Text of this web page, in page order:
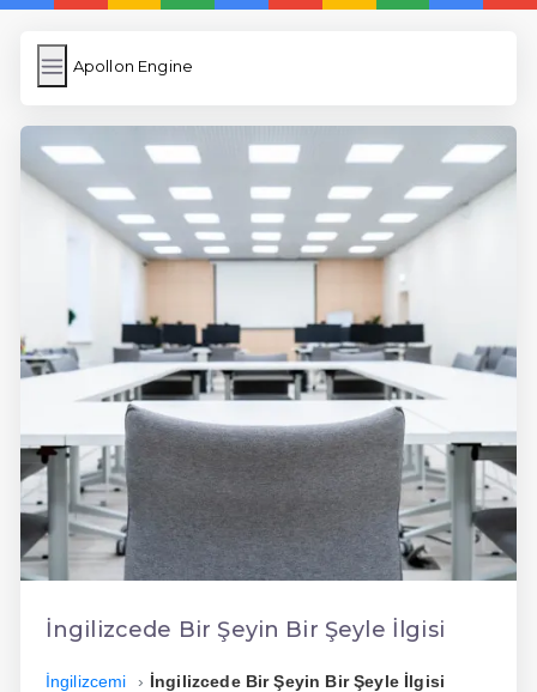
Apollon Engine
Apollon Engine
Resim Yükle
Wordpress Cache
Anasayfa
İngilizce Uygulamaları
5 Günde İngilizce
İngilizce
Dil Eğitimi
En Hızlı İngilizce
En Kolay İngilizce
En Ucuz İngilizce
En Uygun İngilizce
İngilizcede Bir Şeyin Bir Şeyle İlgisi
İngilizcemi İngilizcede Bir Şeyin Bir Şeyle İlgisi